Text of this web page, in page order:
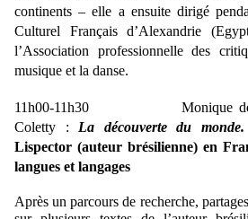
continents – elle a ensuite dirigé
Culturel Français d’Alexandrie
l’Association professionnelle des
musique et la danse.
11h00-11h30 Monique
Coletty : La découverte du
Lispector (auteur brésilienne) en
langues et langages
Après un parcours de recherche,